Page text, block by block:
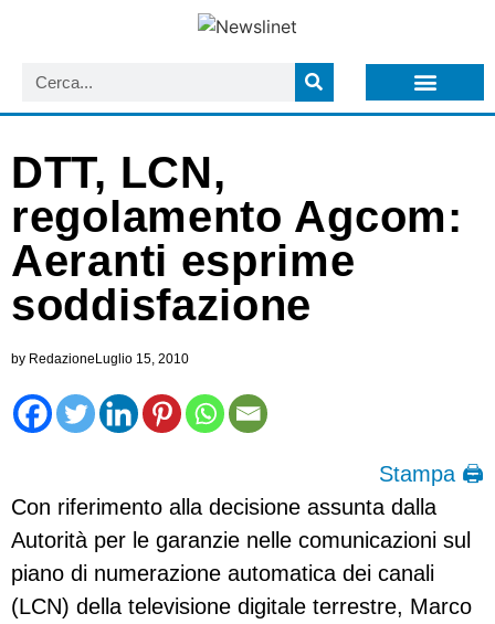
DTT, LCN,
regolamento Agcom:
Aeranti esprime
soddisfazione
by RedazioneLuglio 15, 2010
Stampa 🖨
Con riferimento alla decisione assunta dalla
Autorità per le garanzie nelle comunicazioni sul
piano di numerazione automatica dei canali
(LCN) della televisione digitale terrestre, Marco